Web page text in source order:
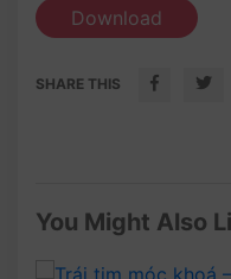
Download
SHARE THIS
You Might Also